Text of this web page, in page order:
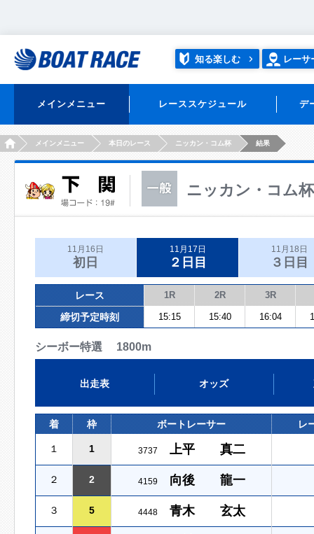
知る楽しむ レーサ
メインメニュー レーススケジュール デ
HOMEメインメニュー 本日のレース ニッカン・コム杯 結果
ニッカン・コム杯
11月16日
初日
11月17日
２日目
11月18日
３日目
レース 1R 2R 3R
締切予定時刻 15:15 15:40 16:04
シーボー特選 1800m
出走表 オッズ
着 枠 ボートレーサー レ
１ 1 3737 上平 真二
２ 2 4159 向後 龍一
３ 5 4448 青木 玄太